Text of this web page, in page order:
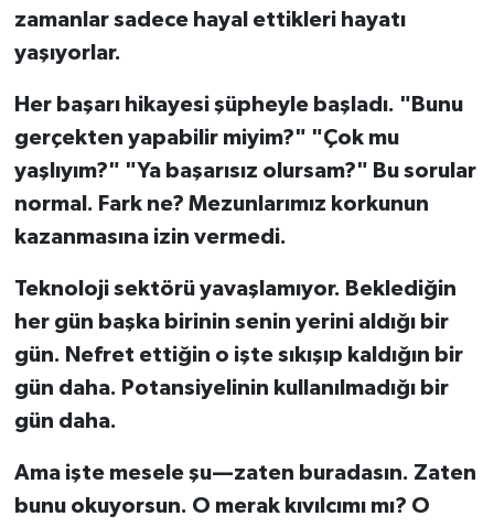
zamanlar sadece hayal ettikleri hayatı
yaşıyorlar.
Her başarı hikayesi şüpheyle başladı. "Bunu
gerçekten yapabilir miyim?" "Çok mu
yaşlıyım?" "Ya başarısız olursam?" Bu sorular
normal. Fark ne? Mezunlarımız korkunun
kazanmasına izin vermedi.
Teknoloji sektörü yavaşlamıyor. Beklediğin
her gün başka birinin senin yerini aldığı bir
gün. Nefret ettiğin o işte sıkışıp kaldığın bir
gün daha. Potansiyelinin kullanılmadığı bir
gün daha.
Ama işte mesele şu—zaten buradasın. Zaten
bunu okuyorsun. O merak kıvılcımı mı? O